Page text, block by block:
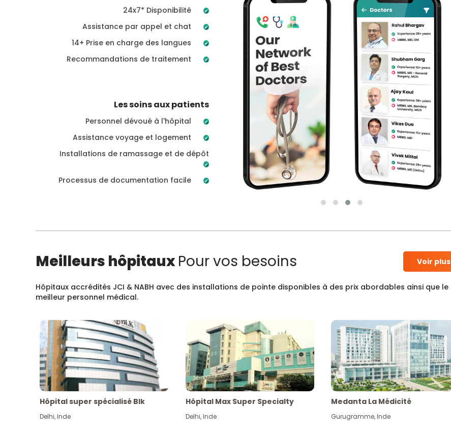
24x7* Disponibilité
Assistance par appel et chat
14+ Prise en charge des langues
Recommandations de traitement
Les soins aux patients
Personnel dévoué à l'hôpital
Assistance voyage et logement
Installations de ramassage et de dépôt
Processus de documentation facile
Meilleurs hôpitauxPour vos besoins Voir plus
Hôpitaux accrédités JCI & NABH avec des installations de pointe disponibles à des prix abordables ainsi que le
meilleur personnel médical.
Hôpital super spécialisé Blk
Delhi,Inde
Hôpital Max Super Specialty
Delhi,Inde
Medanta La Médicité
Gurugramme,Inde